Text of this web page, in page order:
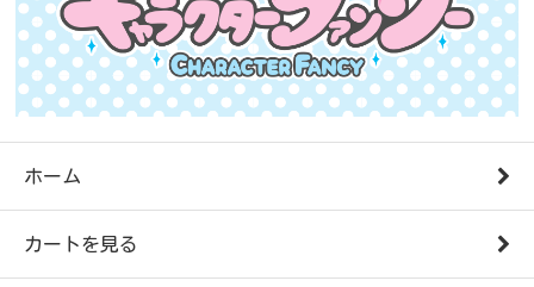
ホーム
カートを見る